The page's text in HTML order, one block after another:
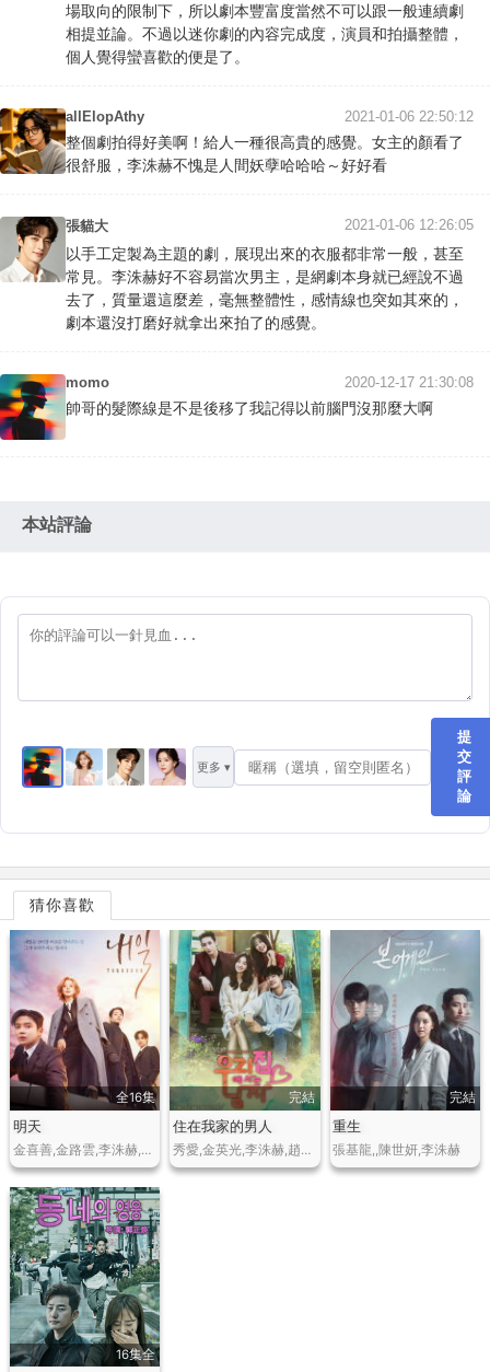
場取向的限制下，所以劇本豐富度當然不可以跟一般連續劇
相提並論。不過以迷你劇的內容完成度，演員和拍攝整體，
個人覺得蠻喜歡的便是了。
allElopAthy 2021-01-06 22:50:12
整個劇拍得好美啊！給人一種很高貴的感覺。女主的顏看了
很舒服，李洙赫不愧是人間妖孽哈哈哈～好好看
張貓大 2021-01-06 12:26:05
以手工定製為主題的劇，展現出來的衣服都非常一般，甚至
常見。李洙赫好不容易當次男主，是網劇本身就已經說不過
去了，質量還這麼差，毫無整體性，感情線也突如其來的，
劇本還沒打磨好就拿出來拍了的感覺。
momo 2020-12-17 21:30:08
帥哥的髮際線是不是後移了我記得以前腦門沒那麼大啊
本站評論
更多 ▾
提
交
評
論
猜你喜歡
全16集
明天
金喜善,金路雲,李洙赫,尹智溫,葛素媛,文瑞允,徐允赫,金彩恩,金海淑,全茂松
完結
住在我家的男人
秀愛,金英光,李洙赫,趙寶兒,金智勳
完結
重生
張基龍,,陳世妍,李洙赫
16集全